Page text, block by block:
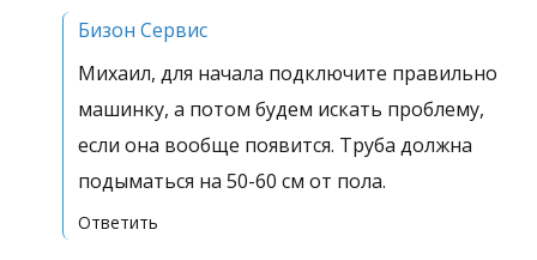
Бизон Сервис
Михаил, для начала подключите правильно
машинку, а потом будем искать проблему,
если она вообще появится. Труба должна
подыматься на 50-60 см от пола.
Ответить